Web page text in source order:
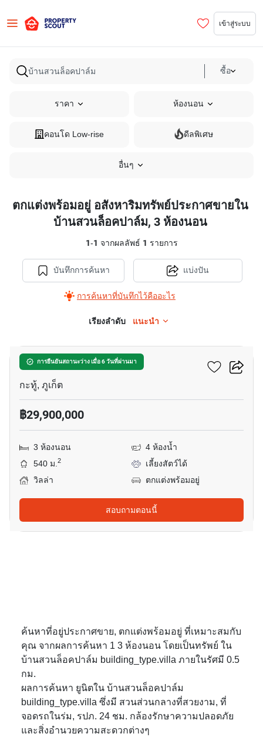
เข้าสู่ระบบ
ซื้อ
ราคา ห้องนอน
คอนโด Low-rise ดีลพิเศษ
อื่นๆ
ตกแต่งพร้อมอยู่ อสังหาริมทรัพย์ประกาศขายใน
บ้านสวนล็อคปาล์ม, 3 ห้องนอน
1-1 จากผลลัพธ์ 1 รายการ
บันทึกการค้นหา
การค้นหาที่บันทึกไว้คืออะไร
แบ่งปัน
เรียงลำดับ แนะนำ
การยืนยันสถานะว่าง เมื่อ 6 วันที่ผ่านมา
บ้านสวนล็อคปาล์ม
กะทู้, ภูเก็ต
฿29,900,000
3 ห้องนอน
4 ห้องน้ำ
540 ม.2
เลี้ยงสัตว์ได้
วิลล่า
ตกแต่งพร้อมอยู่
สอบถามตอนนี้
ค้นหาที่อยู่ประกาศขาย, ตกแต่งพร้อมอยู่ ที่เหมาะสมกับ
คุณ จากผลการค้นหา 1 3 ห้องนอน โดยเป็นทรัพย์ ใน
บ้านสวนล็อคปาล์ม building_type.villa ภายในรัศมี 0.5
กม.
ผลการค้นหา ยูนิตใน บ้านสวนล็อคปาล์ม
building_type.villa ซึ่งมี สวนส่วนกลางที่สวยงาม, ที่
จอดรถในร่ม, รปภ. 24 ชม. กล้องรักษาความปลอดภัย
และสิ่งอำนวยความสะดวกต่างๆ